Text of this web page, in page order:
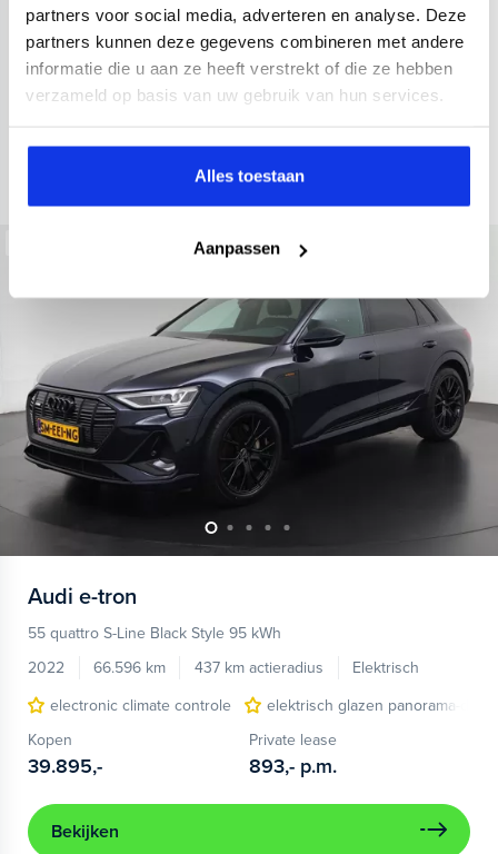
partners voor social media, adverteren en analyse. Deze
partners kunnen deze gegevens combineren met andere
informatie die u aan ze heeft verstrekt of die ze hebben
verzameld op basis van uw gebruik van hun services.
Alles toestaan
Aanpassen
34.998 km 437 km actieradius
Elektrisch
electronic climate controle
elektrisch glazen panorama-dak
Kopen
36.895,-
Private lease
793,- p.m.
Audi e-tron
55 quattro S-Line Black Style 95 kWh
2022
66.596 km 437 km actieradius
Elektrisch
electronic climate controle
elektrisch glazen panorama-dak
Kopen
39.895,-
Private lease
893,- p.m.
Bekijken